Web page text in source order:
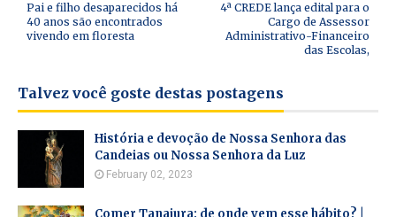
4ª CREDE lança edital para o
Cargo de Assessor
Administrativo-Financeiro
das Escolas,
Pai e filho desaparecidos há
40 anos são encontrados
vivendo em floresta
Talvez você goste destas postagens
História e devoção de Nossa Senhora das
Candeias ou Nossa Senhora da Luz
February 02, 2023
Comer Tanajura: de onde vem esse hábito? |